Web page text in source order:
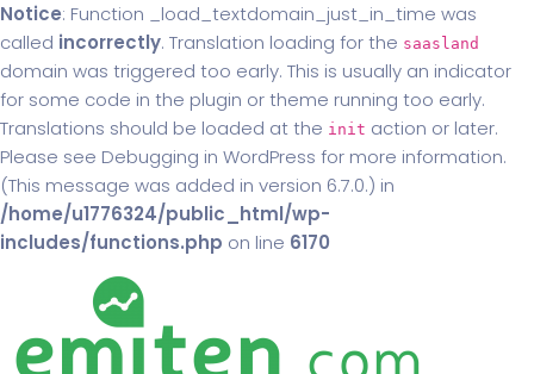
Notice: Function _load_textdomain_just_in_time was
called incorrectly. Translation loading for the saasland
domain was triggered too early. This is usually an indicator
for some code in the plugin or theme running too early.
Translations should be loaded at the init action or later.
Please see Debugging in WordPress for more information.
(This message was added in version 6.7.0.) in
/home/u1776324/public_html/wp-
includes/functions.php on line 6170